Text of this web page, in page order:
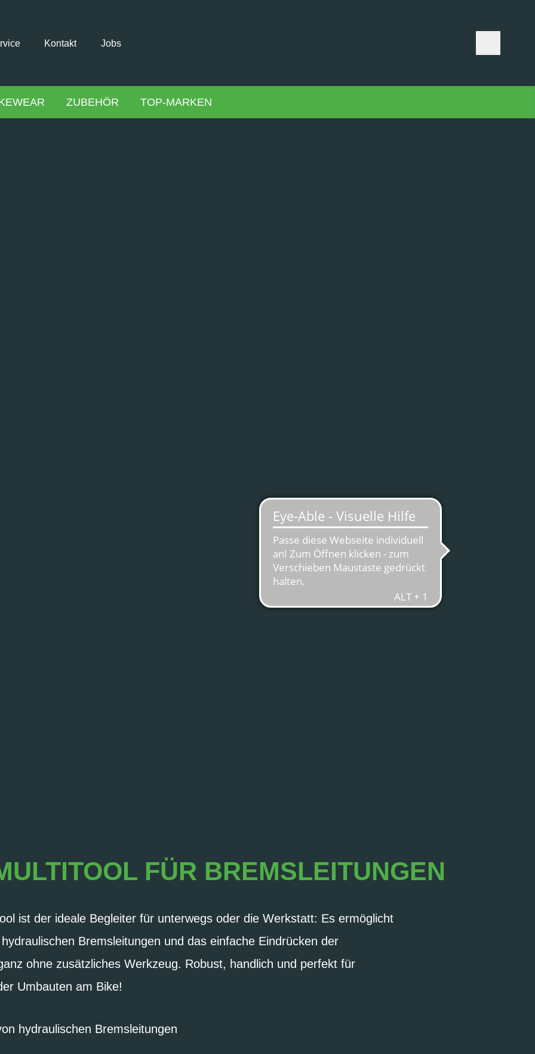
Kontakt Jobs
ZUBEHÖR TOP-MARKEN
FÜR BREMSLEITUNGEN
ist der ideale Begleiter für unterwegs oder die Werkstatt: Es ermöglicht
Bremsleitungen und das einfache Eindrücken der
ohne zusätzliches Werkzeug. Robust, handlich und perfekt für
Umbauten am Bike!
hydraulischen Bremsleitungen